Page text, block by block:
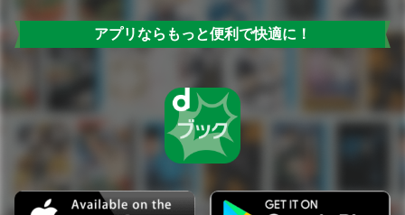
アプリならもっと便利で快適に！